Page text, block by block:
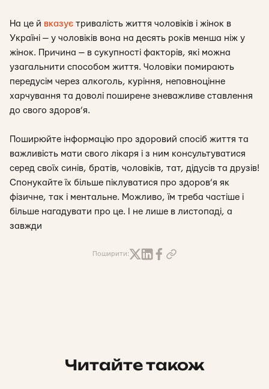
На це й вказує тривалість життя чоловіків і жінок в
Україні — у чоловіків вона на десять років менша ніж у
жінок. Причина — в сукупності факторів, які можна
узагальнити способом життя. Чоловіки помирають
передусім через алкоголь, куріння, неповноцінне
харчування та доволі поширене зневажливе ставлення
до свого здоров’я.
Поширюйте інформацію про здоровий спосіб життя та
важливість мати свого лікаря і з ним консультуватися
серед своїх синів, братів, чоловіків, тат, дідусів та друзів!
Спонукайте їх більше піклуватися про здоров’я як
фізичне, так і ментальне. Можливо, їм треба частіше і
більше нагадувати про це. І не лише в листопаді, а
завжди
Поширити:
Читайте також